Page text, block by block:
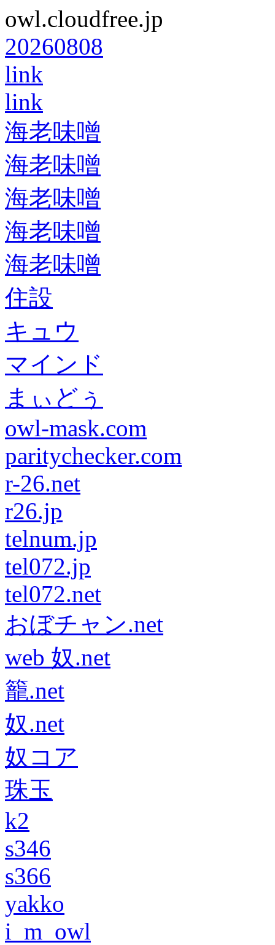
owl.cloudfree.jp
20260808
link
link
海老味噌
海老味噌
海老味噌
海老味噌
海老味噌
住設
キュウ
マインド
まぃどぅ
owl-mask.com
paritychecker.com
r-26.net
r26.jp
telnum.jp
tel072.jp
tel072.net
おぼチャン.net
web 奴.net
籠.net
奴.net
奴コア
珠玉
k2
s346
s366
yakko
i_m_owl